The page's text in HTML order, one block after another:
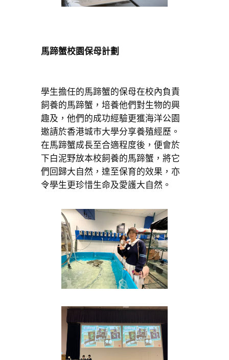
馬蹄蟹校園保母計劃
學生擔任的馬蹄蟹的保母在校內負責
飼養的馬蹄蟹，培養他們對生物的興
趣及，他們的成功經驗更獲海洋公園
邀請於香港城市大學分享養殖經歷。
在馬蹄蟹成長至合適程度後，便會於
下白泥野放本校飼養的馬蹄蟹，將它
們回歸大自然，達至保育的效果，亦
令學生更珍惜生命及愛護大自然。